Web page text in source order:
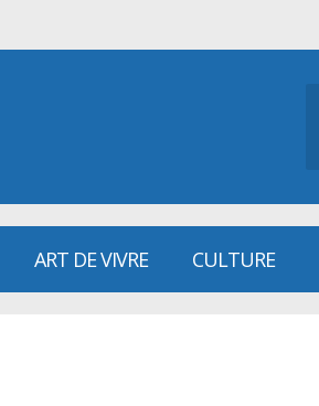
ART DE VIVRE CULTURE